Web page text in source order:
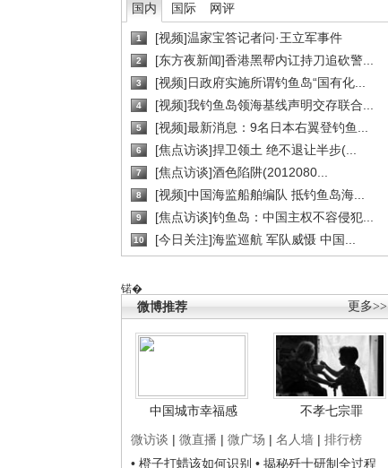
国内 国际 网评
1 [视频]温家宝答记者问·王立军事件
2 [东方夜新闻]香港黑帮内讧持刀追砍警...
3 [视频]日政府实施所谓钓鱼岛“国有化...
4 [视频]我钓鱼岛领海基线声明交存联合...
5 [视频]最新消息：9名日本右翼登钓鱼...
6 [焦点访谈]捍卫领土 绝不退让半步(...
7 [焦点访谈]酒色陷阱(2012080...
8 [视频]中国海监船舶编队 抵钓鱼岛海...
9 [焦点访谈]钓鱼岛：中国主权不容侵犯...
10 [今日关注]海监巡航 军队威慑 中国...
锘�
更多>>
微博推荐
中国城市幸福感
不孝七宗罪
微访谈 | 微直播 | 微广场 | 名人墙 | 排行榜
• 橙子打蜡该如何识别 • 揭秘歼十研制全过程